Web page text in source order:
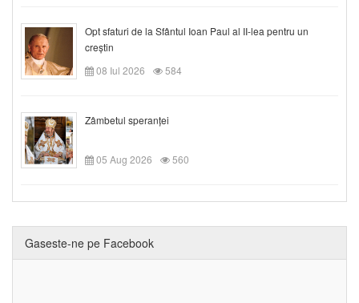
Opt sfaturi de la Sfântul Ioan Paul al II-lea pentru un
creștin
08 Iul 2026
584
Zâmbetul speranței
05 Aug 2026 560
Gaseste-ne pe Facebook